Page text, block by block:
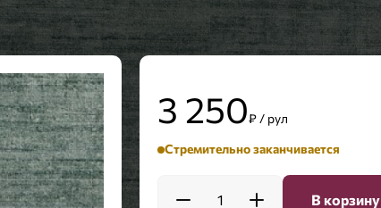
3 250₽ / рул
Стремительно заканчивается
1 В корзину